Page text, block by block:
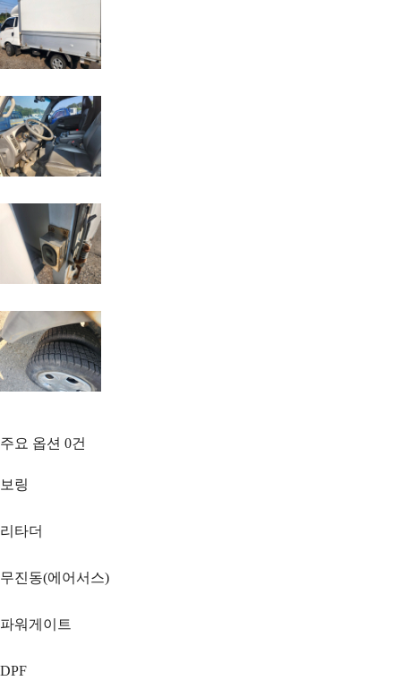
주요 옵션 0건
보링
리타더
무진동(에어서스)
파워게이트
DPF